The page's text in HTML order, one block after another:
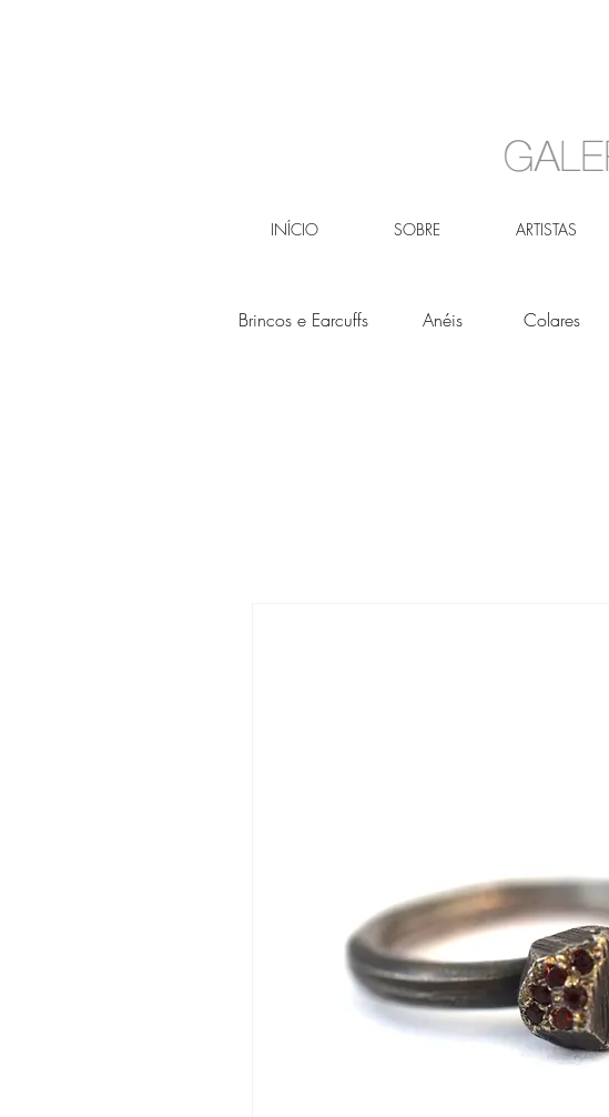
INÍCIO SOBRE ARTISTAS
Brincos e Earcuffs Anéis Colares